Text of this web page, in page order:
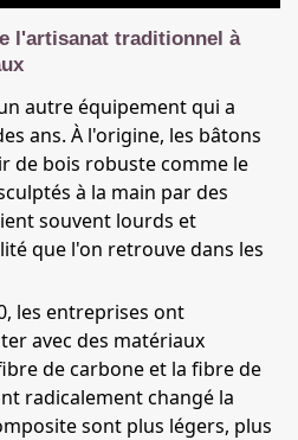
l'artisanat traditionnel à
autre équipement qui a
ans. À l'origine, les bâtons
de bois robuste comme le
à la main par des
souvent lourds et
que l'on retrouve dans les
les entreprises ont
avec des matériaux
de carbone et la fibre de
radicalement changé la
sont plus légers, plus